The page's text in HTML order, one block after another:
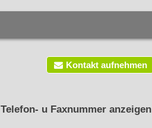
Kontakt aufnehmen
Telefon- u Faxnummer anzeigen